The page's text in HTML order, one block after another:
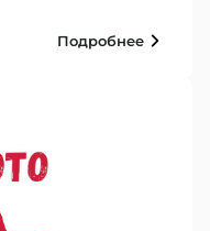
Подробнее